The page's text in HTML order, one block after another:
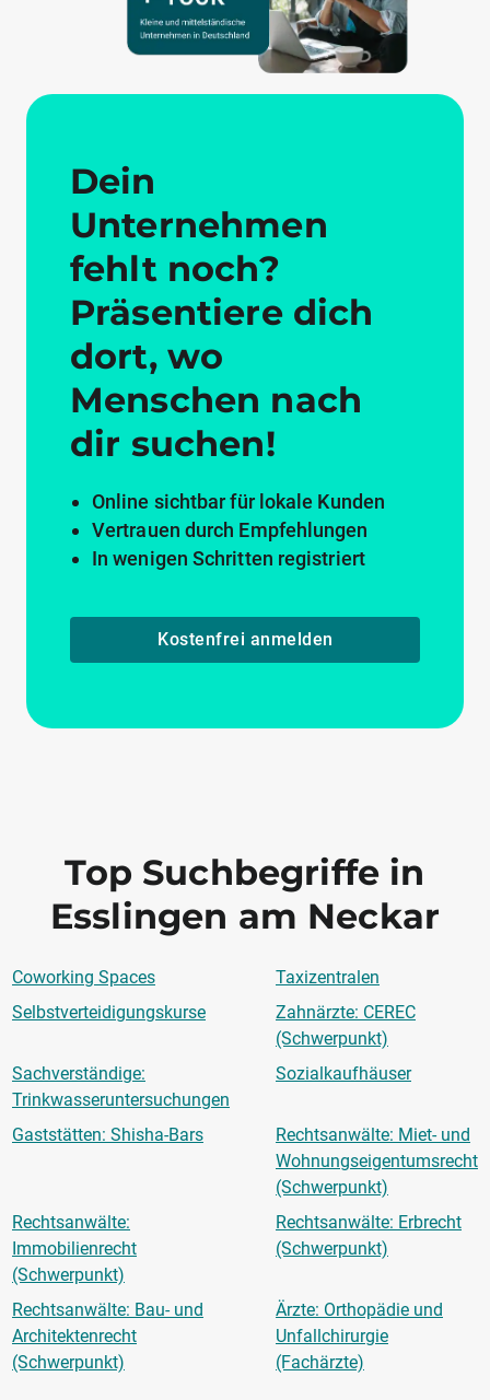
Dein
Unternehmen
fehlt noch?
Präsentiere dich
dort, wo
Menschen nach
dir suchen!
Online sichtbar für lokale Kunden
Vertrauen durch Empfehlungen
In wenigen Schritten registriert
Kostenfrei anmelden
Top Suchbegriffe in
Esslingen am Neckar
Coworking Spaces
Taxizentralen
Selbstverteidigungskurse
Zahnärzte: CEREC
(Schwerpunkt)
Sachverständige:
Trinkwasseruntersuchungen
Sozialkaufhäuser
Gaststätten: Shisha-Bars
Rechtsanwälte: Miet- und
Wohnungseigentumsrecht
(Schwerpunkt)
Rechtsanwälte:
Immobilienrecht
(Schwerpunkt)
Rechtsanwälte: Erbrecht
(Schwerpunkt)
Rechtsanwälte: Bau- und
Architektenrecht
(Schwerpunkt)
Ärzte: Orthopädie und
Unfallchirurgie
(Fachärzte)